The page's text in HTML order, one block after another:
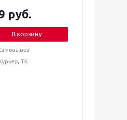
руб.
В корзину
ТК